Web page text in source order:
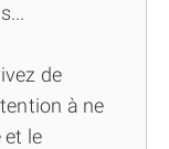
de
à ne
le